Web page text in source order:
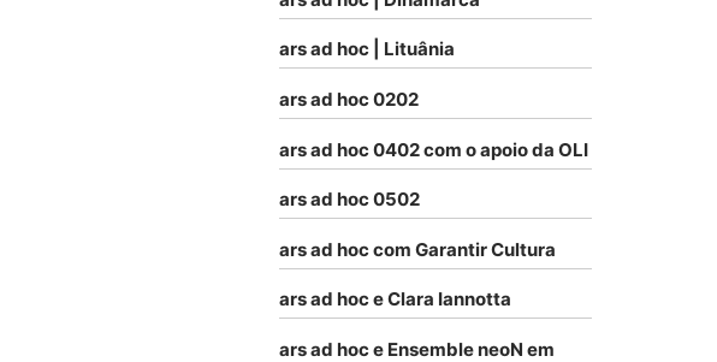
ars ad hoc | Lituânia
ars ad hoc 0202
ars ad hoc 0402 com o apoio da OLI
ars ad hoc 0502
ars ad hoc com Garantir Cultura
ars ad hoc e Clara Iannotta
ars ad hoc e Ensemble neoN em